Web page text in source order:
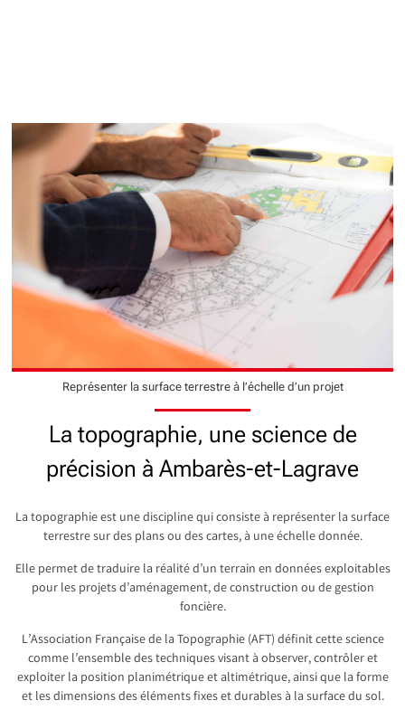
Représenter la surface terrestre à l’échelle d’un projet
La topographie, une science de
précision à Ambarès-et-Lagrave
La topographie est une discipline qui consiste à représenter la surface
terrestre sur des plans ou des cartes, à une échelle donnée.
Elle permet de traduire la réalité d’un terrain en données exploitables
pour les projets d’aménagement, de construction ou de gestion
foncière.
L’Association Française de la Topographie (AFT) définit cette science
comme l’ensemble des techniques visant à observer, contrôler et
exploiter la position planimétrique et altimétrique, ainsi que la forme
et les dimensions des éléments fixes et durables à la surface du sol.